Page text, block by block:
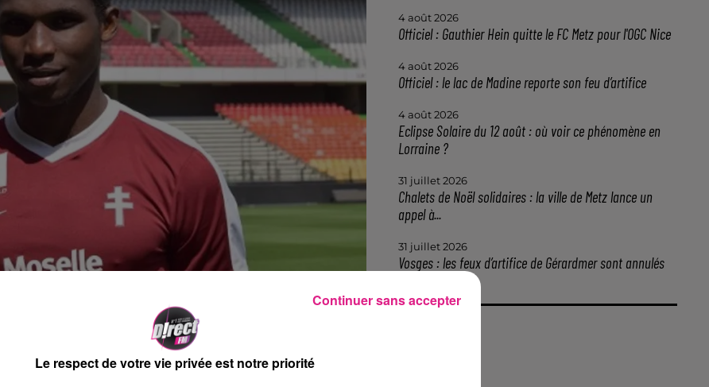
micro de Direct FM ! L'attaquant messin nous livre ses
4 août 2026
Officiel : Gauthier Hein quitte le FC Metz pour l'OGC Nice
4 août 2026
Officiel : le lac de Madine reporte son feu d’artifice
4 août 2026
Eclipse Solaire du 12 août : où voir ce phénomène en
Lorraine ?
31 juillet 2026
Chalets de Noël solidaires : la ville de Metz lance un
appel à...
31 juillet 2026
Vosges : les feux d’artifice de Gérardmer sont annulés
Le respect de votre vie privée est notre priorité
Continuer sans accepter